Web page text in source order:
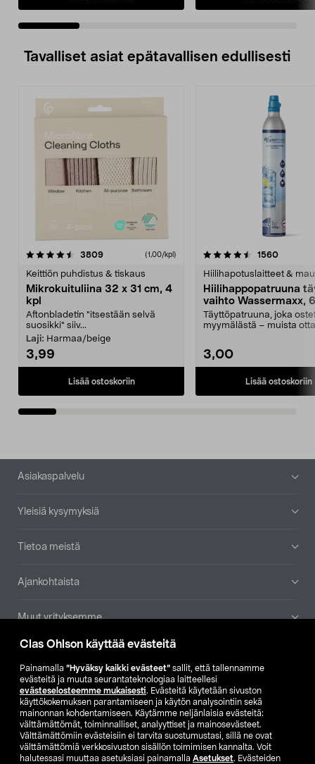
Clas Ohlson käyttää evästeitä
Painamalla ”Hyväksy kaikki evästeet” sallit, että tallennamme
evästeitä ja muuta seurantateknologiaa laitteellesi
evästeselosteemme mukaisesti. Evästeitä käytetään sivuston
käyttökokemuksen parantamiseen ja käytön analysointiin sekä
mainonnan kohdentamiseen. Käytämme neljänlaisia evästeitä:
välttämättömät, toiminnalliset, analyyttiset ja mainosevästeet.
Välttämättömiin evästeisiin ei tarvita suostumustasi, sillä ne ovat
välttämättömiä verkkosivuston sisällön toimimisen kannalta. Voit
halutessasi muuttaa asetuksiasi painamalla Asetukset. Evästeiden
Tavalliset asiat epätavallisen edullisesti
3809arvostelut (1,00/kpl)
Keittiön puhdistus & tiskaus
Mikrokuituliina 32 x 31 cm, 4
kpl
Aftonbladetin "itsestään selvä
suosikki" siiv...
Laji: Harmaa/beige
3,99
Lisää ostoskoriin
4.5viidestä
1560
Hiilihapotuslaitteet &
Hiilihappopatruuna
vaihto Wassermaxx,
Täyttöpatruuna, joka
myymälästä – muista
3,00
Lisää ostoskoriin
4.5viidestä
Alatunniste
Asiakaspalvelu
Yleisiä kysymyksiä
Tietoa meistä
Ajankohtaista
Muut yrityksemme
Etsi myymälä
SE NO FI
FI SV